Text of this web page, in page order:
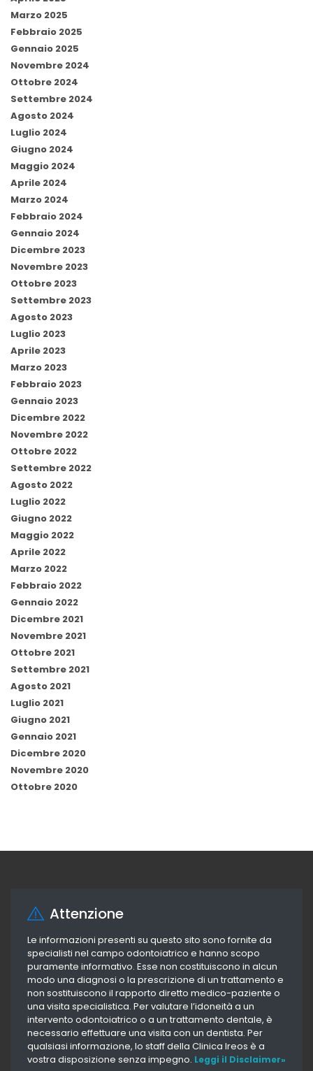
Marzo 2025
Febbraio 2025
Gennaio 2025
Novembre 2024
Ottobre 2024
Settembre 2024
Agosto 2024
Luglio 2024
Giugno 2024
Maggio 2024
Aprile 2024
Marzo 2024
Febbraio 2024
Gennaio 2024
Dicembre 2023
Novembre 2023
Ottobre 2023
Settembre 2023
Agosto 2023
Luglio 2023
Aprile 2023
Marzo 2023
Febbraio 2023
Gennaio 2023
Dicembre 2022
Novembre 2022
Ottobre 2022
Settembre 2022
Agosto 2022
Luglio 2022
Giugno 2022
Maggio 2022
Aprile 2022
Marzo 2022
Febbraio 2022
Gennaio 2022
Dicembre 2021
Novembre 2021
Ottobre 2021
Settembre 2021
Agosto 2021
Luglio 2021
Giugno 2021
Gennaio 2021
Dicembre 2020
Novembre 2020
Ottobre 2020
Attenzione
Le informazioni presenti su questo sito sono fornite da
specialisti nel campo odontoiatrico e hanno scopo
puramente informativo. Esse non costituiscono in alcun
modo una diagnosi o la prescrizione di un trattamento e
non sostituiscono il rapporto diretto medico-paziente o
una visita specialistica. Per valutare l’idoneità a un
intervento odontoiatrico o a un trattamento dentale, è
necessario effettuare una visita con un dentista. Per
qualsiasi informazione, lo staff della Clinica Ireos è a
vostra disposizione senza impegno. Leggi il Disclaimer»